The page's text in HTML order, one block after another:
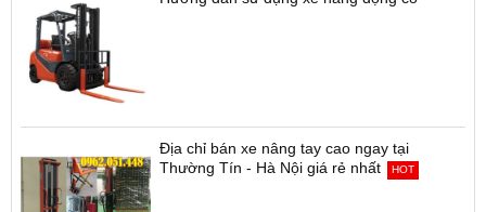
Địa chỉ bán xe nâng tay cao ngay tại
Thường Tín - Hà Nội giá rẻ nhất
HOT